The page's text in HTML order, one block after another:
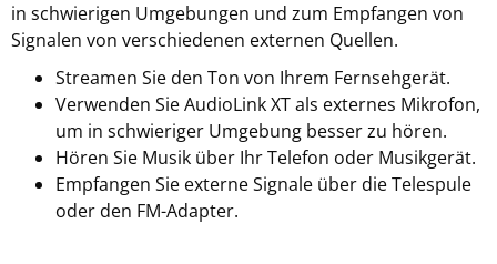
in schwierigen Umgebungen und zum Empfangen von
Signalen von verschiedenen externen Quellen.
Streamen Sie den Ton von Ihrem Fernsehgerät.
Verwenden Sie AudioLink XT als externes Mikrofon,
um in schwieriger Umgebung besser zu hören.
Hören Sie Musik über Ihr Telefon oder Musikgerät.
Empfangen Sie externe Signale über die Telespule
oder den FM-Adapter.